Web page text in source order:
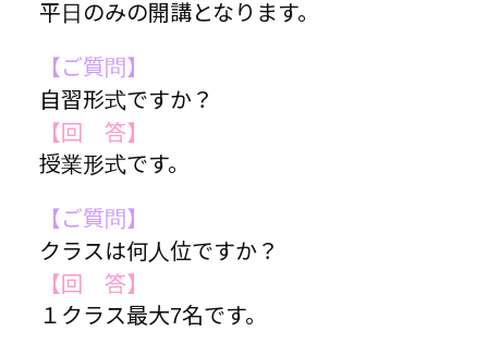
平日のみの開講となります。
【ご質問】
自習形式ですか？
【回 答】
授業形式です。
【ご質問】
クラスは何人位ですか？
【回 答】
１クラス最大7名です。